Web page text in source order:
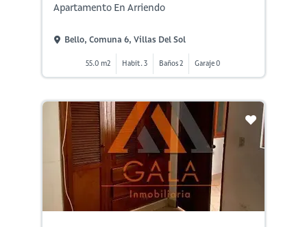
Apartamento En Arriendo
Bello, Comuna 6, Villas Del Sol
55.0 m2 Habit. 3 Baños 2 Garaje 0